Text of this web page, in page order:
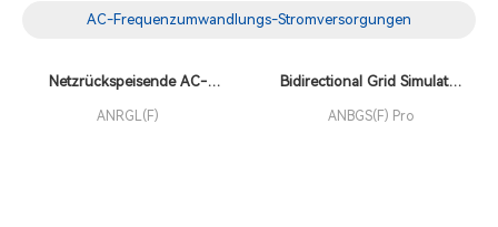
AC-Frequenzumwandlungs-Stromversorgungen
Netzrückspeisende AC-
der ANRGL(F)
ANRGL(F)
Bidirectional Grid Simulator
ANBGS(F) Pro